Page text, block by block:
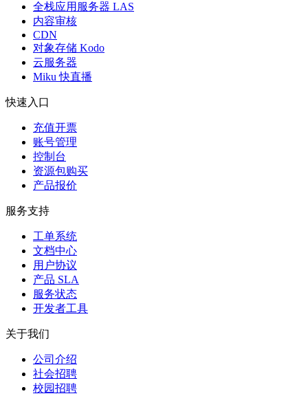
全栈应用服务器 LAS
内容审核
CDN
对象存储 Kodo
云服务器
Miku 快直播
快速入口
充值开票
账号管理
控制台
资源包购买
产品报价
服务支持
工单系统
文档中心
用户协议
产品 SLA
服务状态
开发者工具
关于我们
公司介绍
社会招聘
校园招聘